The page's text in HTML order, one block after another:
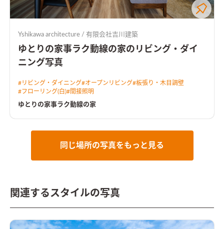
Yshikawa architecture / 有限会社吉川建築
ゆとりの家事ラク動線の家のリビング・ダイ
ニング写真
#リビング・ダイニング#オープンリビング#板張り・木目調壁
#フローリング(白)#間接照明
ゆとりの家事ラク動線の家
同じ場所の写真をもっと見る
関連するスタイルの写真